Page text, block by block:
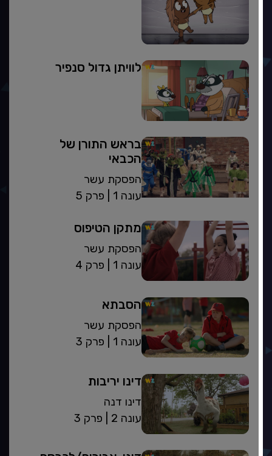
לוויתן גדול סנפיר
בראש התורן של
הכבאי
הפסקת עשר
פרק 5
| עונה 1
מתקן הטיפוס
הפסקת עשר
פרק 4
| עונה 1
הסבתא
הפסקת עשר
פרק 3
| עונה 1
דינו יריבות
דינו דנה
פרק 3
| עונה 2